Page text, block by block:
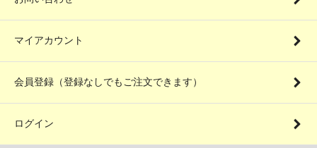
マイアカウント
会員登録（登録なしでもご注文できます）
ログイン